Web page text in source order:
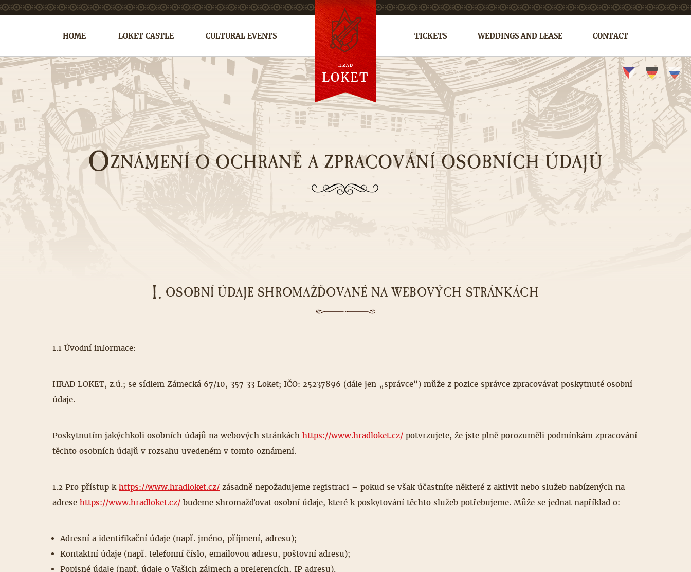
OZNÁMENÍ O OCHRANĚ A ZPRACOVÁNÍ OSOBNÍCH ÚDAJŮ
I. OSOBNÍ ÚDAJE SHROMAŽĎOVANÉ NA WEBOVÝCH STRÁNKÁCH
1.1 Úvodní informace:
HRAD LOKET, z.ú.; se sídlem Zámecká 67/10, 357 33 Loket; IČO: 25237896 (dále jen „správce") může z pozice správce zpracovávat poskytnuté osobní
údaje.
Poskytnutím jakýchkoli osobních údajů na webových stránkách https://www.hradloket.cz/ potvrzujete, že jste plně porozuměli podmínkám zpracování
těchto osobních údajů v rozsahu uvedeném v tomto oznámení.
1.2 Pro přístup k https://www.hradloket.cz/ zásadně nepožadujeme registraci – pokud se však účastníte některé z aktivit nebo služeb nabízených na
adrese https://www.hradloket.cz/ budeme shromažďovat osobní údaje, které k poskytování těchto služeb potřebujeme. Může se jednat například o:
Adresní a identifikační údaje (např. jméno, příjmení, adresu);
Kontaktní údaje (např. telefonní číslo, emailovou adresu, poštovní adresu);
Popisné údaje (např. údaje o Vašich zájmech a preferencích, IP adresu).
HOME LOKET CASTLE CULTURAL EVENTS TICKETS WEDDINGS AND LEASE CONTACT
HRAD
LOKET cs de ru